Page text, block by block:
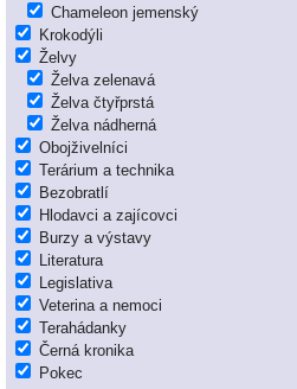
Chameleon jemenský
Krokodýli
Želvy
Želva zelenavá
Želva čtyřprstá
Želva nádherná
Obojživelníci
Terárium a technika
Bezobratlí
Hlodavci a zajícovci
Burzy a výstavy
Literatura
Legislativa
Veterina a nemoci
Terahádanky
Černá kronika
Pokec